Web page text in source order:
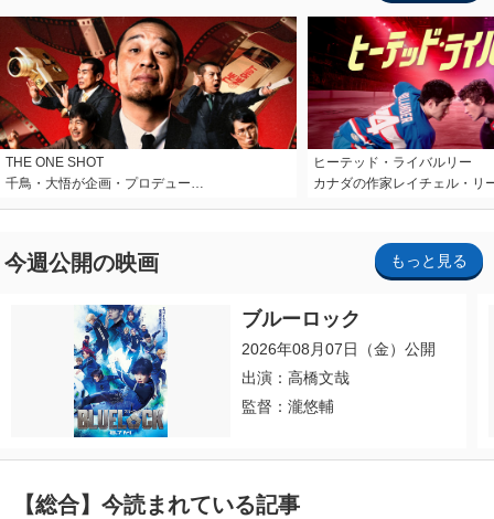
THE ONE SHOT
千鳥・大悟が企画・プロデュー…
ヒーテッド・ライバルリー
カナダの作家レイチェル・リ
今週公開の映画 もっと見る
ブルーロック
2026年08月07日（金）公開
出演：高橋文哉
監督：瀧悠輔
【総合】今読まれている記事